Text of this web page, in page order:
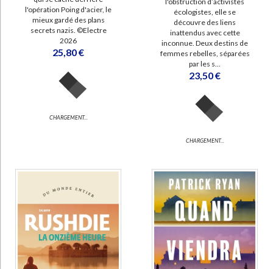
l'opération Poing d'acier, le
mieux gardé des plans
secrets nazis. ©Electre
2026
25,80 €
CHARGEMENT...
écologistes, elle se
découvre des liens
inattendus avec cette
inconnue. Deux destins de
femmes rebelles, séparées
par les s...
23,50 €
CHARGEMENT...